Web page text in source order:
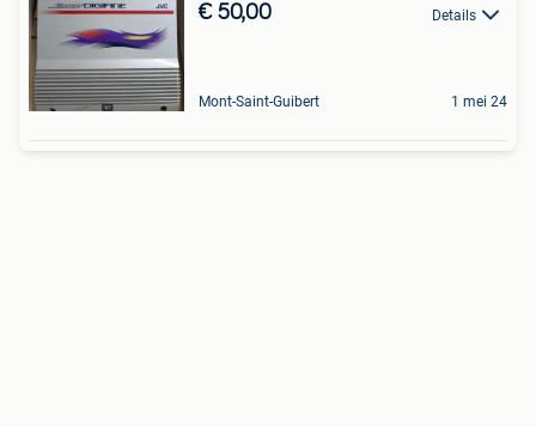
€ 50,00 Details
Mont-Saint-Guibert 1 mei 24